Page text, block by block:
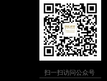
扫一扫访问公众号